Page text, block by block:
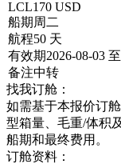
LCL170 USD
船期 周二
航程50 天
有效期2026-08-03
备注中转
找我订舱：
如需基于本报价订
型箱量、毛重/体积
船期和最终费用。
订舱资料：